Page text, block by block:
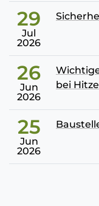
29
Jul
2026
26
Jun
2026
bei Hitze
25
Jun
2026